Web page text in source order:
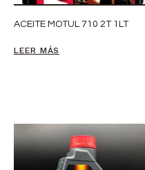
ACEITE MOTUL 710 2T 1LT
LEER MÁS